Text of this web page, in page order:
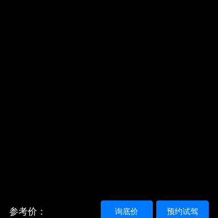
参考价： 预约试驾
询底价